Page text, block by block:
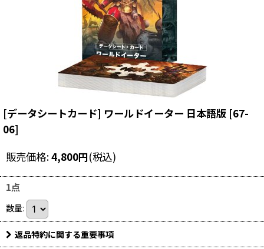
[データシートカード] ワールドイーター 日本語版 [67-
06]
販売価格:4,800円(税込)
1点
数量:
返品特約に関する重要事項